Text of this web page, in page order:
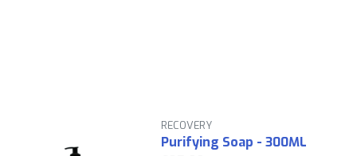
RECOVERY
Purifying Soap - 300ML